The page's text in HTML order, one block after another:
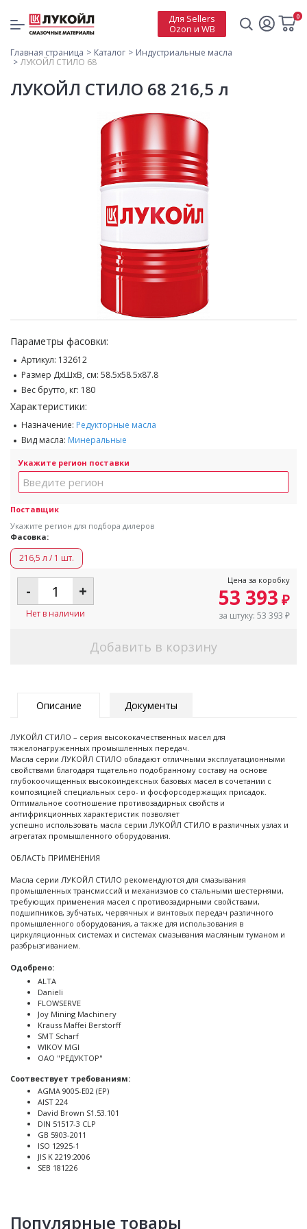
Для Sellers
Ozon и WB
0
Главная страница Каталог
Индустриальные масла
ЛУКОЙЛ СТИЛО 68
ЛУКОЙЛ СТИЛО 68 216,5 л
Параметры фасовки:
Артикул: 132612
Размер ДхШхВ, см: 58.5x58.5x87.8
Вес брутто, кг: 180
Характеристики:
Назначение: Редукторные масла
Вид масла: Минеральные
Укажите регион поставки
Поставщик
Укажите регион для подбора дилеров
Фасовка:
216,5 л / 1 шт.
- +
Нет в наличии
Цена за коробку
53 393 ₽
за штуку: 53 393 ₽
Добавить в корзину
Описание Документы
ЛУКОЙЛ СТИЛО – серия высококачественных масел для
тяжелонагруженных промышленных передач.
Масла серии ЛУКОЙЛ СТИЛО обладают отличными эксплуатационными
свойствами благодаря тщательно подобранному составу на основе
глубокоочищенных высокоиндексных базовых масел в сочетании с
композицией специальных серо- и фосфорсодержащих присадок.
Оптимальное соотношение противозадирных свойств и
антифрикционных характеристик позволяет
успешно использовать масла серии ЛУКОЙЛ СТИЛО в различных узлах и
агрегатах промышленного оборудования.
ОБЛАСТЬ ПРИМЕНЕНИЯ
Масла серии ЛУКОЙЛ СТИЛО рекомендуются для смазывания
промышленных трансмиссий и механизмов со стальными шестернями,
требующих применения масел с противозадирными свойствами,
подшипников, зубчатых, червячных и винтовых передач различного
промышленного оборудования, а также для использования в
циркуляционных системах и системах смазывания масляным туманом и
разбрызгиванием.
Одобрено:
ALTA
Danieli
FLOWSERVE
Joy Mining Machinery
Krauss Maffei Berstorff
SMT Scharf
WIKOV MGI
ОАО "РЕДУКТОР"
Соотвествует требованиям:
AGMA 9005-E02 (EP)
AIST 224
David Brown S1.53.101
DIN 51517-3 CLP
GB 5903-2011
ISO 12925-1
JIS K 2219:2006
SEB 181226
Популярные товары